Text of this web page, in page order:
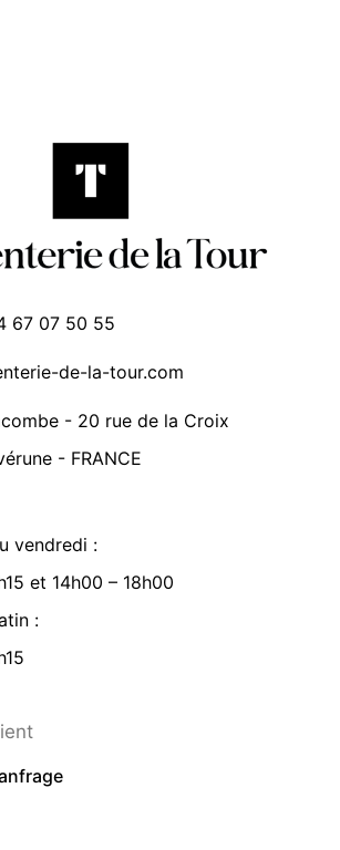
67 07 50 55
de-la-tour.com
- 20 rue de la Croix
- FRANCE
vendredi :
et 14h00 – 18h00
: